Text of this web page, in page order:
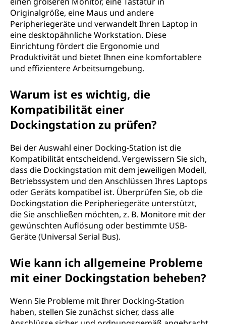
Originalgröße, eine Maus und andere
Peripheriegeräte und verwandelt Ihren Laptop in
eine desktopähnliche Workstation. Diese
Einrichtung fördert die Ergonomie und
Produktivität und bietet Ihnen eine komfortablere
und effizientere Arbeitsumgebung.
Warum ist es wichtig, die
Kompatibilität einer
Dockingstation zu prüfen?
Bei der Auswahl einer Docking-Station ist die
Kompatibilität entscheidend. Vergewissern Sie sich,
dass die Dockingstation mit dem jeweiligen Modell,
Betriebssystem und den Anschlüssen Ihres Laptops
oder Geräts kompatibel ist. Überprüfen Sie, ob die
Dockingstation die Peripheriegeräte unterstützt,
die Sie anschließen möchten, z. B. Monitore mit der
gewünschten Auflösung oder bestimmte USB-
Geräte (Universal Serial Bus).
Wie kann ich allgemeine Probleme
mit einer Dockingstation beheben?
Wenn Sie Probleme mit Ihrer Docking-Station
haben, stellen Sie zunächst sicher, dass alle